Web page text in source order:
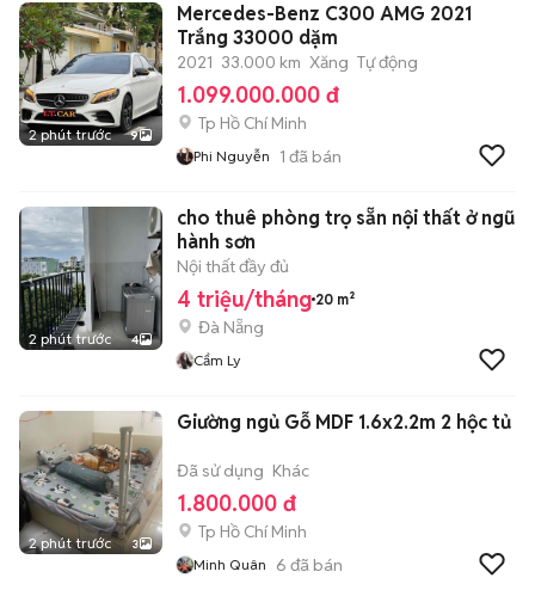
2 phút trước 9
Mercedes-Benz C300 AMG 2021
Trắng 33000 dặm
2021 33.000 km Xăng Tự động
1.099.000.000 đ
Tp Hồ Chí Minh
Phi Nguyễn 1 đã bán
2 phút trước 4
cho thuê phòng trọ sẵn nội thất ở ngũ
hành sơn
Nội thất đầy đủ
4 triệu/tháng 20 m²
Đà Nẵng
Cẩm Ly
2 phút trước 3
Giường ngủ Gỗ MDF 1.6x2.2m 2 hộc tủ
Đã sử dụng Khác
1.800.000 đ
Tp Hồ Chí Minh
Minh Quân 6 đã bán